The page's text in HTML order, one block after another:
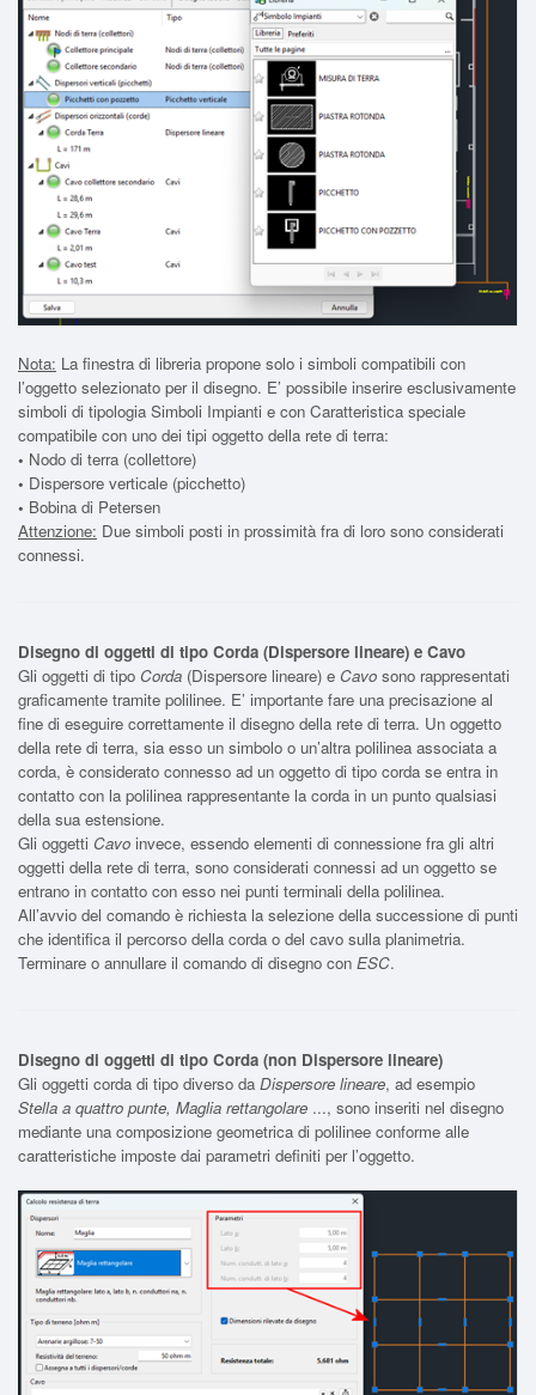
Nota: La finestra di libreria propone solo i simboli compatibili con
l’oggetto selezionato per il disegno. E’ possibile inserire esclusivamente
simboli di tipologia Simboli Impianti e con Caratteristica speciale
compatibile con uno dei tipi oggetto della rete di terra:
• Nodo di terra (collettore)
• Dispersore verticale (picchetto)
• Bobina di Petersen
Attenzione: Due simboli posti in prossimità fra di loro sono considerati
connessi.
Disegno di oggetti di tipo Corda (Dispersore lineare) e Cavo
Gli oggetti di tipo Corda (Dispersore lineare) e Cavo sono rappresentati
graficamente tramite polilinee. E’ importante fare una precisazione al
fine di eseguire correttamente il disegno della rete di terra. Un oggetto
della rete di terra, sia esso un simbolo o un’altra polilinea associata a
corda, è considerato connesso ad un oggetto di tipo corda se entra in
contatto con la polilinea rappresentante la corda in un punto qualsiasi
della sua estensione.
Gli oggetti Cavo invece, essendo elementi di connessione fra gli altri
oggetti della rete di terra, sono considerati connessi ad un oggetto se
entrano in contatto con esso nei punti terminali della polilinea.
All’avvio del comando è richiesta la selezione della successione di punti
che identifica il percorso della corda o del cavo sulla planimetria.
Terminare o annullare il comando di disegno con ESC.
Disegno di oggetti di tipo Corda (non Dispersore lineare)
Gli oggetti corda di tipo diverso da Dispersore lineare, ad esempio
Stella a quattro punte, Maglia rettangolare ..., sono inseriti nel disegno
mediante una composizione geometrica di polilinee conforme alle
caratteristiche imposte dai parametri definiti per l’oggetto.